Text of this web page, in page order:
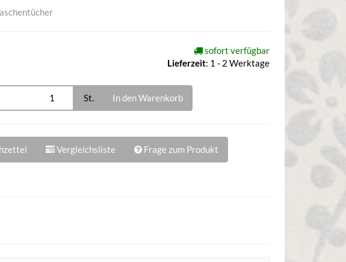
sofort verfügbar
Lieferzeit: 1 - 2 Werktage
St. In den Warenkorb
Vergleichsliste Frage zum Produkt